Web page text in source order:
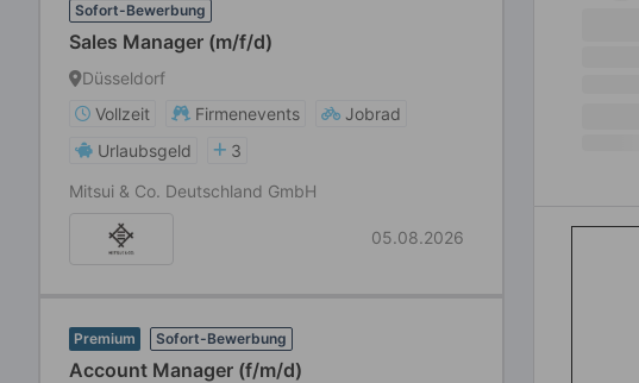
Sofort-Bewerbung
Sales Manager (m/f/d)
Düsseldorf
Vollzeit
Firmenevents
Jobrad
Urlaubsgeld
3
Mitsui & Co. Deutschland GmbH
05.08.2026
Premium Sofort-Bewerbung
Account Manager (f/m/d)